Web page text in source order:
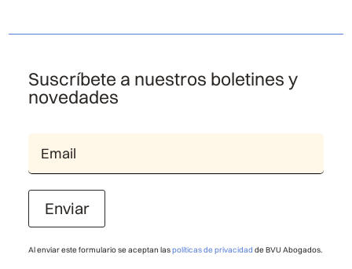
Suscríbete a nuestros boletines y
novedades
Enviar
Al enviar este formulario se aceptan laspolíticas de privacidad de BVU Abogados.